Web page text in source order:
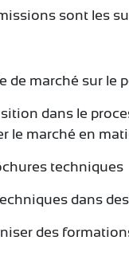
sont les
de marché sur le
dans le
le marché en
techniques
dans
des